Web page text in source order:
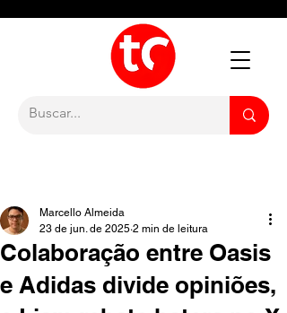
Colaboração entre Oasis
e Adidas divide opiniões,
Marcello Almeida
23 de jun. de 2025 2 min de leitura